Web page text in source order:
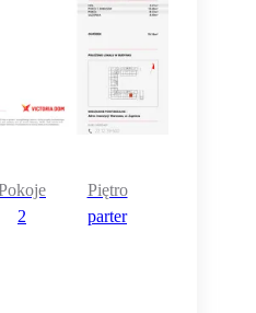
2
Piętro
parter